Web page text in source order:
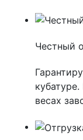
Честный
весах